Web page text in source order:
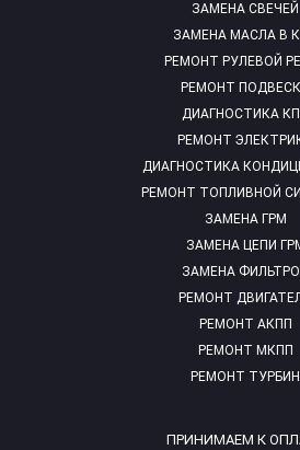
ЗАМЕНА СВЕЧЕЙ
ЗАМЕНА МАСЛА В
РЕМОНТ РУЛЕВОЙ
РЕМОНТ
ДИАГНОСТИКА
РЕМОНТ
ДИАГНОСТИКА
РЕМОНТ ТОПЛИВНОЙ
ЗАМЕНА ГРМ
ЗАМЕНА ЦЕПИ
ЗАМЕНА
РЕМОНТ
РЕМОНТ АКПП
РЕМОНТ МКПП
РЕМОНТ ТУРБИН
ПРИНИМАЕМ К